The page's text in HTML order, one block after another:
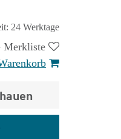
24 Werktage
Merkliste